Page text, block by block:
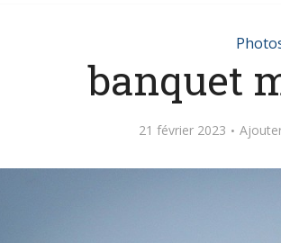
banquet
21 février 2023